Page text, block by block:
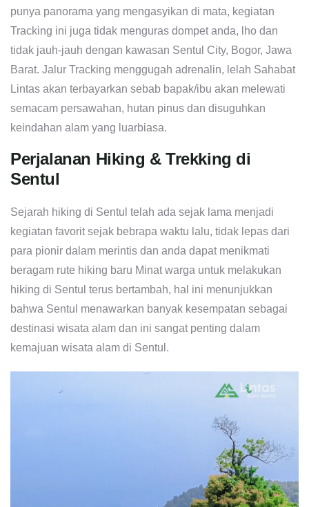
punya panorama yang mengasyikan di mata, kegiatan
Tracking ini juga tidak menguras dompet anda, lho dan
tidak jauh-jauh dengan kawasan Sentul City, Bogor, Jawa
Barat. Jalur Tracking menggugah adrenalin, lelah Sahabat
Lintas akan terbayarkan sebab bapak/ibu akan melewati
semacam persawahan, hutan pinus dan disuguhkan
keindahan alam yang luarbiasa.
Perjalanan Hiking & Trekking di
Sentul
Sejarah hiking di Sentul telah ada sejak lama menjadi
kegiatan favorit sejak bebrapa waktu lalu, tidak lepas dari
para pionir dalam merintis dan anda dapat menikmati
beragam rute hiking baru Minat warga untuk melakukan
hiking di Sentul terus bertambah, hal ini menunjukkan
bahwa Sentul menawarkan banyak kesempatan sebagai
destinasi wisata alam dan ini sangat penting dalam
kemajuan wisata alam di Sentul.